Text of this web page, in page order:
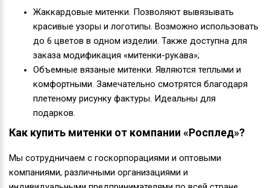
Жаккардовые митенки. Позволяют вывязывать
красивые узоры и логотипы. Возможно использовать
до 6 цветов в одном изделии. Также доступна для
заказа модификация «митенки-рукава»;
Объемные вязаные митенки. Являются теплыми и
комфортными. Замечательно смотрятся благодаря
плетеному рисунку фактуры. Идеальны для
подарков.
Как купить митенки от компании «Росплед»?
Мы сотрудничаем с госкорпорациями и оптовыми
компаниями, различными организациями и